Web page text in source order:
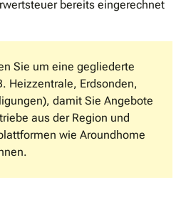
bereits eingerechnet
Sie um eine gegliederte
Heizzentrale, Erdsonden,
damit Sie Angebote
aus der Region und
wie Aroundhome